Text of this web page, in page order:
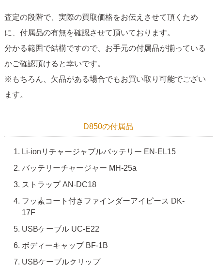
査定の段階で、実際の買取価格をお伝えさせて頂くため
に、付属品の有無を確認させて頂いております。
分かる範囲で結構ですので、お手元の付属品が揃っている
かご確認頂けると幸いです。
※もちろん、欠品がある場合でもお買い取り可能でござい
ます。
D850の付属品
Li-ionリチャージャブルバッテリー EN-EL15
バッテリーチャージャー MH-25a
ストラップ AN-DC18
フッ素コート付きファインダーアイピース DK-
17F
USBケーブル UC-E22
ボディーキャップ BF-1B
USBケーブルクリップ